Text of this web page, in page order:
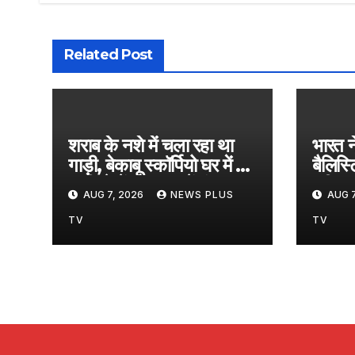
Related Post
शराब के नशे में चला रहा था
गाड़ी, बेकाबू स्कॉर्पियो घर में जा
घुसी; देखें CCTV में मंजर​on
August 6, 2026 at
5:02 pm
AUG 7, 2026 NEWS PLUS
TV
भारत
सिंह ने
AUG
TV